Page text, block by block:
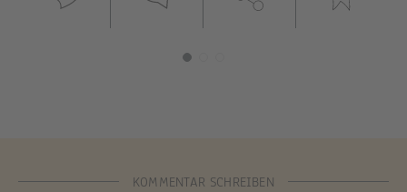
KOMMENTAR SCHREIBEN